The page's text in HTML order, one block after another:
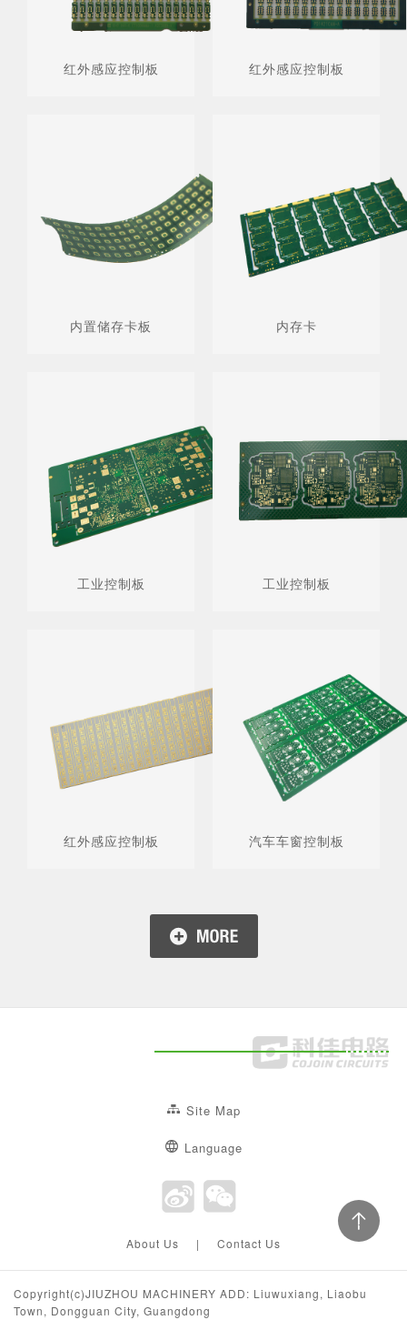
红外感应控制板 红外感应控制板
内置储存卡板 内存卡
工业控制板 工业控制板
红外感应控制板 汽车车窗控制板
Site Map
Language
About Us | Contact Us
Copyright(c)JIUZHOU MACHINERY ADD: Liuwuxiang, Liaobu
Town, Dongguan City, Guangdong